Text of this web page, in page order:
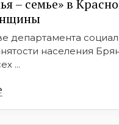
– семье» в
департамента
населения
...